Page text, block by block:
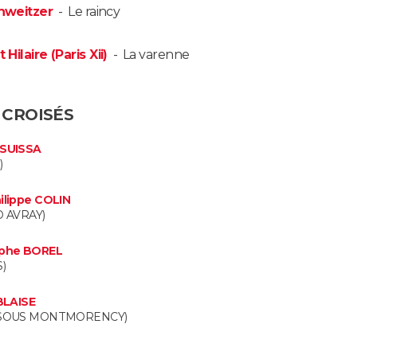
- Le raincy
Hilaire (Paris Xii) - La varenne
COLIN
AVRAY)
BOREL
MONTMORENCY)